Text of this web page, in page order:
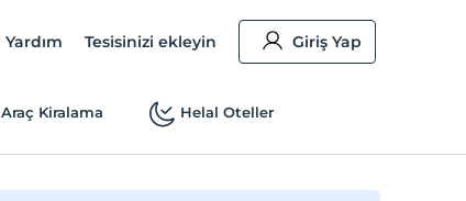
Yardım Tesisinizi ekleyin Giriş Yap
Araç Kiralama Helal Oteller